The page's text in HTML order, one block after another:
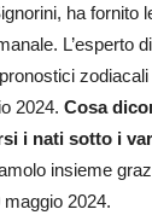
ha fornito
L’esperto
2024. Cosa
i nati sotto i
insieme
2024.